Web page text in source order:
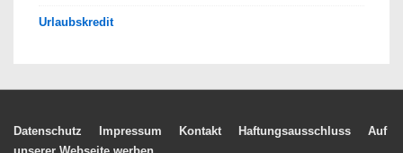
Urlaubskredit
Footer-
Datenschutz Impressum Kontakt Haftungsausschluss
Auf